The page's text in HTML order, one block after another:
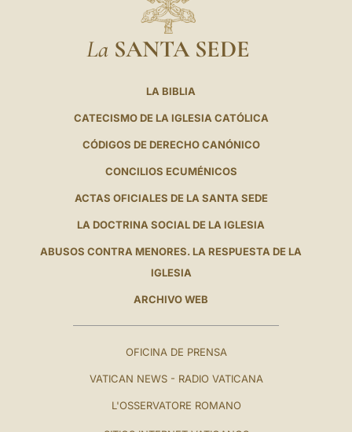
La SANTA SEDE
LA BIBLIA
CATECISMO DE LA IGLESIA CATÓLICA
CÓDIGOS DE DERECHO CANÓNICO
CONCILIOS ECUMÉNICOS
ACTAS OFICIALES DE LA SANTA SEDE
LA DOCTRINA SOCIAL DE LA IGLESIA
ABUSOS CONTRA MENORES. LA RESPUESTA DE LA
IGLESIA
ARCHIVO WEB
OFICINA DE PRENSA
VATICAN NEWS - RADIO VATICANA
L'OSSERVATORE ROMANO